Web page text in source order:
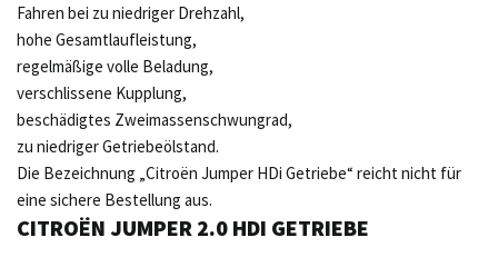
Fahren bei zu niedriger Drehzahl,
hohe Gesamtlaufleistung,
regelmäßige volle Beladung,
verschlissene Kupplung,
beschädigtes Zweimassenschwungrad,
zu niedriger Getriebeölstand.
Die Bezeichnung „Citroën Jumper HDi Getriebe“ reicht nicht für
eine sichere Bestellung aus.
CITROËN JUMPER 2.0 HDI GETRIEBE